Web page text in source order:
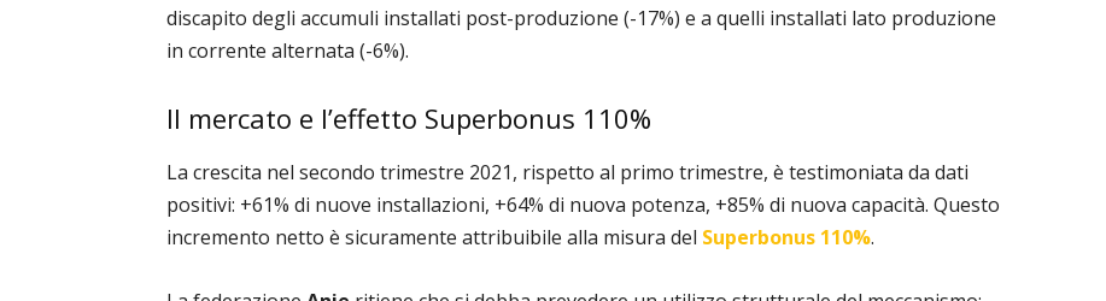
discapito degli accumuli installati post-produzione (-17%) e a quelli installati lato produzione
in corrente alternata (-6%).
Il mercato e l’effetto Superbonus 110%
La crescita nel secondo trimestre 2021, rispetto al primo trimestre, è testimoniata da dati
positivi: +61% di nuove installazioni, +64% di nuova potenza, +85% di nuova capacità. Questo
incremento netto è sicuramente attribuibile alla misura del Superbonus 110%.